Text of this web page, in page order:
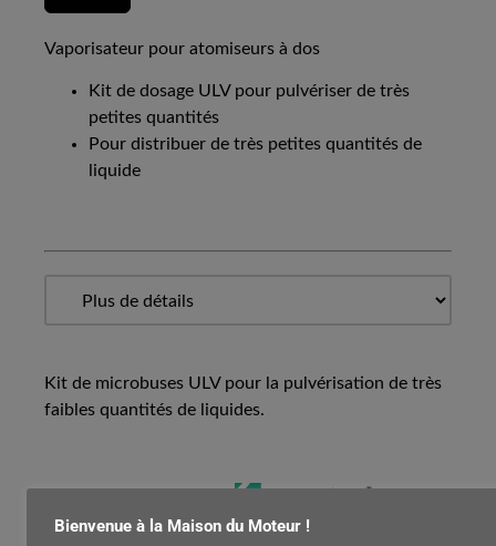
Vaporisateur pour atomiseurs à dos
Kit de dosage ULV pour pulvériser de très
petites quantités
Pour distribuer de très petites quantités de
liquide
Kit de microbuses ULV pour la pulvérisation de très
faibles quantités de liquides.
Bienvenue à la Maison du Moteur !